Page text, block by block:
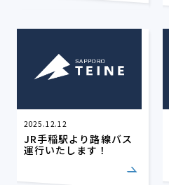
2025.12.12
JR手稲駅より路線バス
運行いたします！